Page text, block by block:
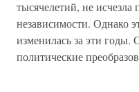
тысячелетий, не
независимости. Однако
изменилась за эти годы.
политические